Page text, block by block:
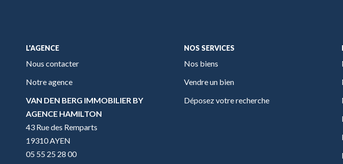
L'AGENCE
Nous contacter
Notre agence
VAN DEN BERG IMMOBILIER BY
AGENCE HAMILTON
43 Rue des Remparts
19310 AYEN
05 55 25 28 00
NOS SERVICES
Nos biens
Vendre un bien
Déposez votre recherche